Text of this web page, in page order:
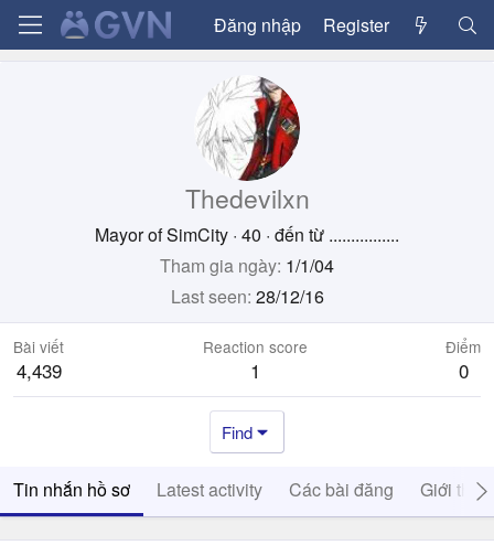
Đăng nhập Register
Thedevilxn
Mayor of SimCity · 40 · đến từ ................
Tham gia ngày 1/1/04
Last seen 28/12/16
Bài viết
4,439
Reaction score
1
Điểm
0
Find
Tin nhắn hồ sơ Latest activity Các bài đăng Giới thiệu